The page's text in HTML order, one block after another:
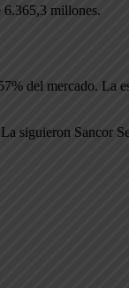
6.365,3 millones.
del mercado. La
siguieron Sancor